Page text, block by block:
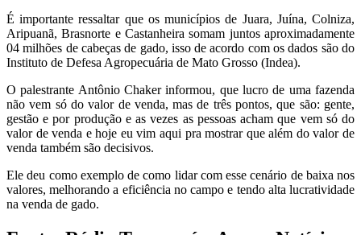
É importante ressaltar que os municípios de Juara, Juína, Colniza,
Aripuanã, Brasnorte e Castanheira somam juntos aproximadamente
04 milhões de cabeças de gado, isso de acordo com os dados são do
Instituto de Defesa Agropecuária de Mato Grosso (Indea).
O palestrante Antônio Chaker informou, que lucro de uma fazenda
não vem só do valor de venda, mas de três pontos, que são: gente,
gestão e por produção e as vezes as pessoas acham que vem só do
valor de venda e hoje eu vim aqui pra mostrar que além do valor de
venda também são decisivos.
Ele deu como exemplo de como lidar com esse cenário de baixa nos
valores, melhorando a eficiência no campo e tendo alta lucratividade
na venda de gado.